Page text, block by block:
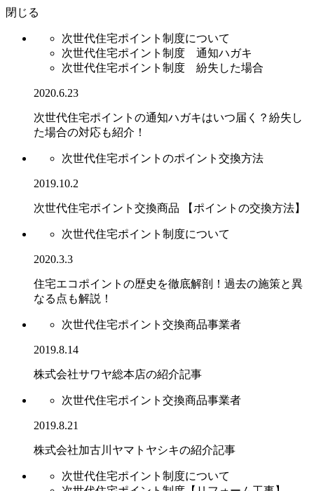
閉じる
次世代住宅ポイント制度について
次世代住宅ポイント制度 通知ハガキ
次世代住宅ポイント制度 紛失した場合
2020.6.23
次世代住宅ポイントの通知ハガキはいつ届く？紛失し
た場合の対応も紹介！
次世代住宅ポイントのポイント交換方法
2019.10.2
次世代住宅ポイント交換商品 【ポイントの交換方法】
次世代住宅ポイント制度について
2020.3.3
住宅エコポイントの歴史を徹底解剖！過去の施策と異
なる点も解説！
次世代住宅ポイント交換商品事業者
2019.8.14
株式会社サワヤ総本店の紹介記事
次世代住宅ポイント交換商品事業者
2019.8.21
株式会社加古川ヤマトヤシキの紹介記事
次世代住宅ポイント制度について